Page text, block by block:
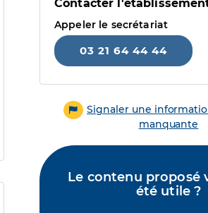
Contacter
Appeler le secrétariat
03 21 64 44 44
Signaler une
manquante
Le contenu proposé
été utile ?